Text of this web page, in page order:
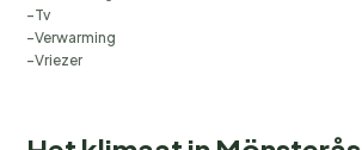
Tv
Verwarming
Vriezer